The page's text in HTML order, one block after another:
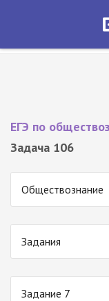
ЕГЭ по
Задача 106
Обществознание
Задания
Задание 7